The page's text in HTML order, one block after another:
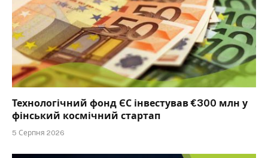
Технологічний фонд ЄС інвестував €300 млн у
фінський космічний стартап
5 Серпня 2026